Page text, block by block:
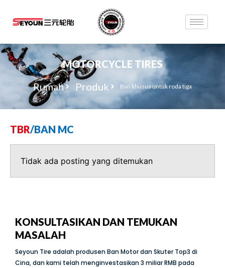
MOTORCYCLE TIRES
Rumah
Produk Ban khusus untuk roda tiga
TBR/BAN MC
Tidak ada posting yang ditemukan
KONSULTASIKAN DAN TEMUKAN
MASALAH
Seyoun Tire adalah produsen Ban Motor dan Skuter Top3 di
Cina, dan kami telah menginvestasikan 3 miliar RMB pada